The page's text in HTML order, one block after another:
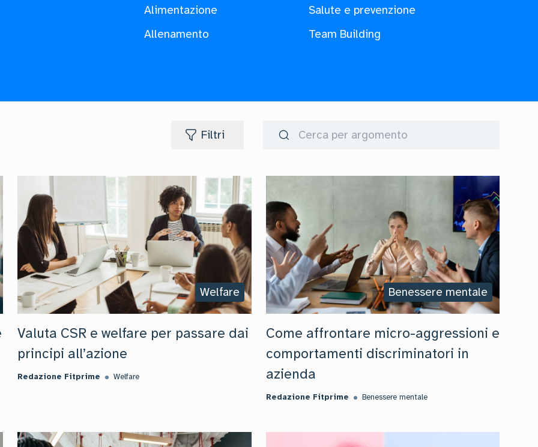
Alimentazione
Allenamento
Salute e prevenzione
Team Building
Filtri
Welfare
Valuta CSR e welfare per passare dai
principi all’azione
Redazione Fitprime Welfare
Benessere mentale
Come affrontare micro-aggressioni e
comportamenti discriminatori in
azienda
Redazione Fitprime Benessere mentale